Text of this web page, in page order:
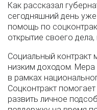
Как рассказал
сегодняшний день
помощь по
открытие своего
Социальный контракт
низким доходом. Мера
в рамках
Соцконтракт
развить личное